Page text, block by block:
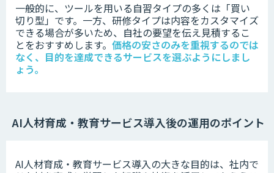
一般的に、ツールを用いる自習タイプの多くは「買い
切り型」です。一方、研修タイプは内容をカスタマイズ
できる場合が多いため、自社の要望を伝え見積するこ
とをおすすめします。 価格の安さのみを重視するのでは
なく、目的を達成できるサービスを選ぶようにしまし
ょう。
AI人材育成・教育サービス導入後の運用のポイント
AI人材育成・教育サービス導入の大きな目的は、社内で